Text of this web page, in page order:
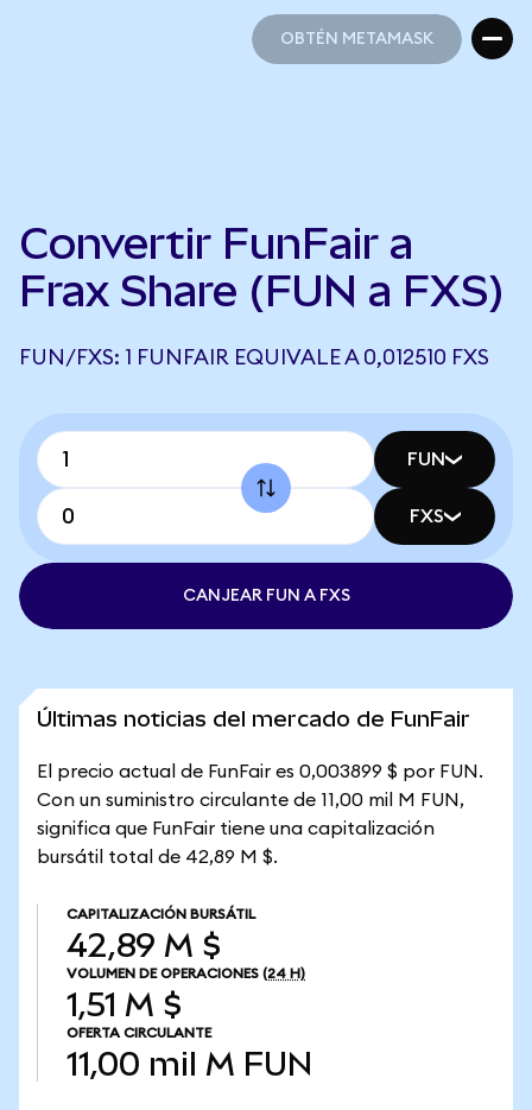
OBTÉN METAMASK
Convertir FunFair a
Frax Share (FUN a FXS)
FUN/FXS: 1 FUNFAIR EQUIVALE A 0,012510 FXS
FUN
FXS
CANJEAR FUN A FXS
Últimas noticias del mercado de FunFair
El precio actual de FunFair es 0,003899 $ por FUN.
Con un suministro circulante de 11,00 mil M FUN,
significa que FunFair tiene una capitalización
bursátil total de 42,89 M $.
CAPITALIZACIÓN BURSÁTIL
42,89 M $
VOLUMEN DE OPERACIONES (24 H)
1,51 M $
OFERTA CIRCULANTE
11,00 mil M FUN